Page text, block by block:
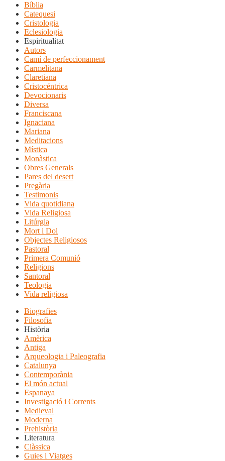
Bíblia
Catequesi
Cristologia
Eclesiologia
Espiritualitat
Autors
Camí de perfeccionament
Carmelitana
Claretiana
Cristocéntrica
Devocionaris
Diversa
Franciscana
Ignaciana
Mariana
Meditacions
Mística
Monàstica
Obres Generals
Pares del desert
Pregària
Testimonis
Vida quotidiana
Vida Religiosa
Litúrgia
Mort i Dol
Objectes Religiosos
Pastoral
Primera Comunió
Religions
Santoral
Teologia
Vida religiosa
Biografies
Filosofia
Història
Amèrica
Antiga
Arqueologia i Paleografia
Catalunya
Contemporània
El món actual
Espanaya
Investigació i Corrents
Medieval
Moderna
Prehistòria
Literatura
Clàssica
Guies i Viatges